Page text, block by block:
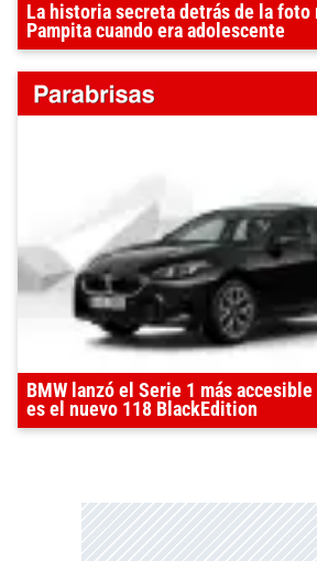
La historia secreta detrás de la foto
Pampita cuando era adolescente
BMW lanzó el Serie 1 más
es el nuevo 118 BlackEdition